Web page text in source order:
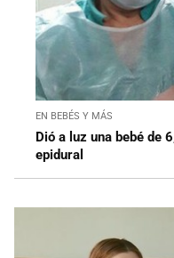
EN BEBÉS Y MÁS
Dió a luz una bebé de
epidural